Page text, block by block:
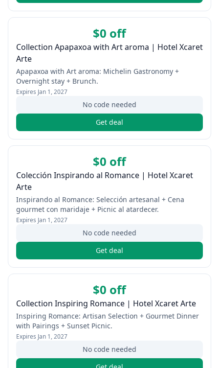
$0 off
Collection Apapaxoa with Art aroma | Hotel Xcaret
Arte
Apapaxoa with Art aroma: Michelin Gastronomy +
Overnight stay + Brunch.
Expires Jan 1, 2027
No code needed
Get deal
$0 off
Colección Inspirando al Romance | Hotel Xcaret
Arte
Inspirando al Romance: Selección artesanal + Cena
gourmet con maridaje + Picnic al atardecer.
Expires Jan 1, 2027
No code needed
Get deal
$0 off
Collection Inspiring Romance | Hotel Xcaret Arte
Inspiring Romance: Artisan Selection + Gourmet Dinner
with Pairings + Sunset Picnic.
Expires Jan 1, 2027
No code needed